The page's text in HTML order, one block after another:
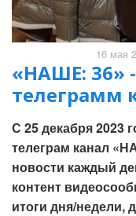
16 мая
«НАШЕ: 36»
телеграмм
С 25 декабря 2023
телеграм канал
новости каждый
контент
итоги дня/